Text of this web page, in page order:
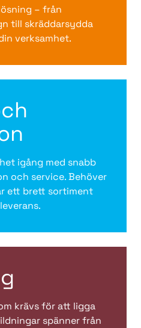
– från
till skräddarsydda
verksamhet.
igång med snabb
och service. Behöver
ett brett sortiment
krävs för att ligga
spänner från